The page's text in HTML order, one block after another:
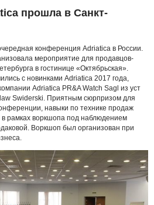
прошла в Санкт-
конференция Adriatica в России.
мероприятие для продавцов-
в гостинице «Октябрьская».
с новинками Adriatica 2017 года,
Adriatica PR&A Watch Sagl из уст
Swiderski. Приятным сюрпризом для
навыки по технике продаж
рамках воркшопа под наблюдением
Воркшоп был организован при